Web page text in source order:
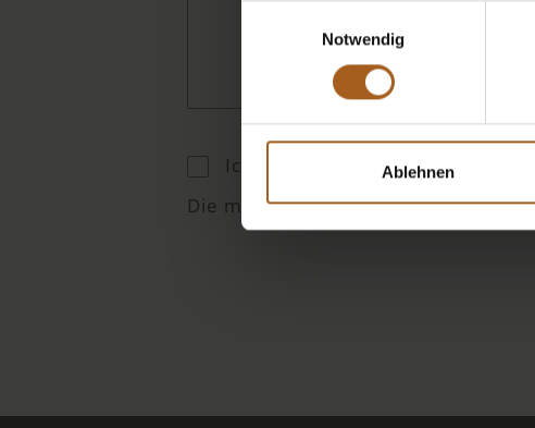
Notwendig
Ablehnen
Ich akzeptiere die
Die mit * markierten Felder sind